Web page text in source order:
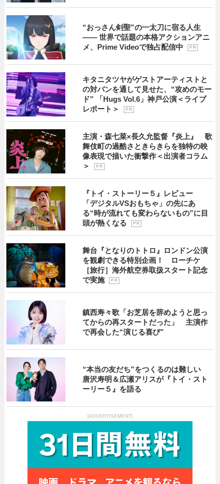
“おっさん剣聖”の一太刀に宿る人生
―― 世界で話題の本格アクションアニ
メ、Prime Videoで独占配信中
P R
キタニタツヤがゲストアーティストと
の対バンを通して見せた、“攻めのモー
ド” 「Hugs Vol.6」神戸公演＜ライブ
レポート＞
P R
主演・森七菜×長久允監督『炎上』 歌
舞伎町の過酷さときらきらを独特の映
像表現で描いた衝撃作＜出演者コラム
＞
P R
『トイ・ストーリー５』レビュー
「デジタルVSおもちゃ」の先にあ
る“時が流れても変わらないもの”に目
頭が熱くなる
P R
舞台『となりのトトロ』ロンドン公演
を観劇できる特別企画！ ローチケ
［旅行］海外航空券取扱スタート記念
で実施
P R
鎮西寿々歌「お芝居を辞めようと思っ
てからの再スタートだった」 主演作
で再会した“演じる喜び”
“本当の友だち”をつくるのは難しい
唐沢寿明＆広瀬アリスが『トイ・スト
ーリー５』を語る
[ADVERTISEMENT]